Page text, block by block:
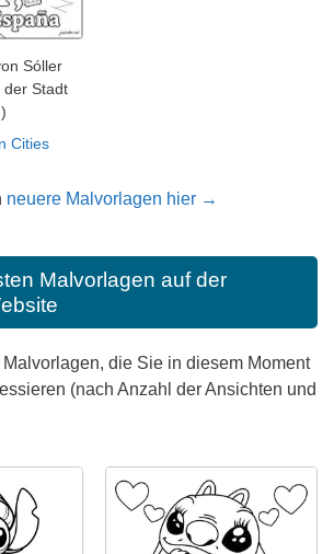
Sóller
der Stadt
Cities
neuere Malvorlagen hier →
Malvorlagen auf der
die Sie in diesem Moment
(nach Anzahl der Ansichten und